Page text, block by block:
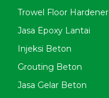
Trowel Floor Hardener
Jasa Epoxy Lantai
Injeksi Beton
Grouting Beton
Jasa Gelar Beton